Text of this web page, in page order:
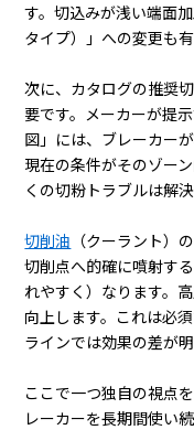
す。切込みが浅い端面
タイプ）」への変更も有
次に、カタログの推奨
要です。メーカーが提
図」には、ブレーカー
現在の条件がそのゾー
くの切粉トラブルは解
切削油 （クーラント）
切削点へ的確に噴射す
れやすく）なります。
向上します。これは必
ラインでは効果の差が明
ここで一つ独自の視点
レーカーを長期間使い